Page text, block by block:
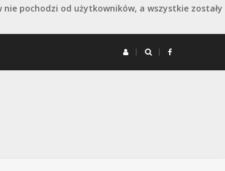
pochodzi od użytkowników, a wszystkie zostały